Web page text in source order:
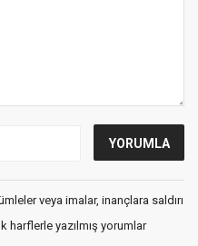
veya imalar, inançlara saldırı
harflerle yazılmış yorumlar